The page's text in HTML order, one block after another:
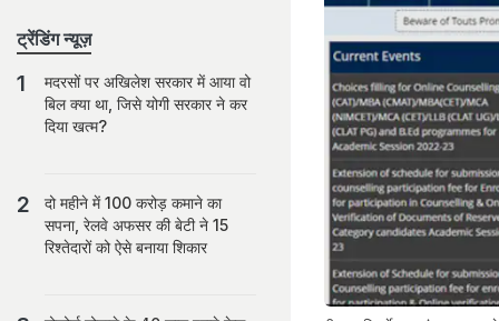
ट्रेंडिंग न्यूज़
मदरसों पर अखिलेश सरकार में आया वो
बिल क्या था, जिसे योगी सरकार ने कर
दिया खत्म?
दो महीने में 100 करोड़ कमाने का
सपना, रेलवे अफसर की बेटी ने 15
रिश्तेदारों को ऐसे बनाया शिकार